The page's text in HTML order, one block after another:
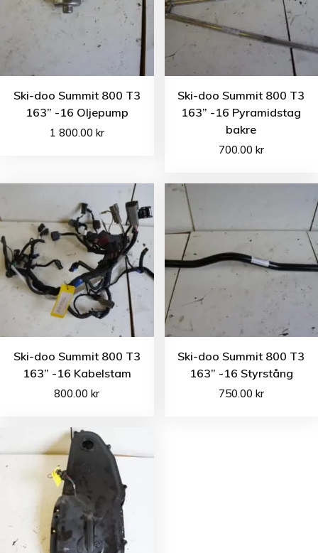
Ski-doo Summit 800 T3
163” -16 Oljepump
1 800.00 kr
Ski-doo Summit 800 T3
163” -16 Pyramidstag
bakre
700.00 kr
Ski-doo Summit 800 T3
163” -16 Kabelstam
800.00kr
Ski-doo Summit 800 T3
163” -16 Styrstång
750.00 kr